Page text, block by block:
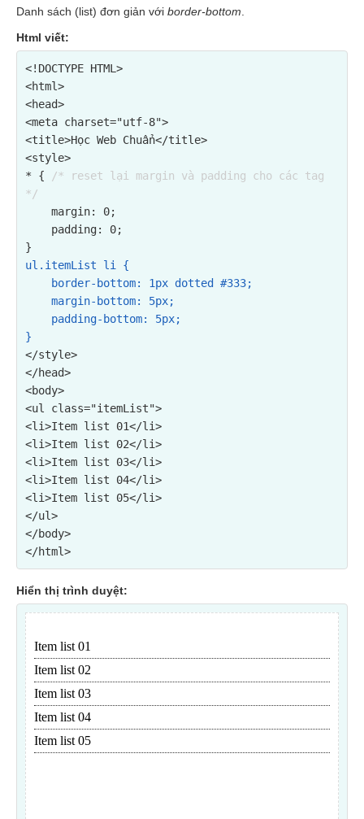
Danh sách (list) đơn giản với border-bottom
Html viết:
<!DOCTYPE HTML>
<html>
<head>
<meta charset="utf-8">
<title>Học Web Chuẩn</title>
<style>
* {
/* reset lại margin và padding cho các tag
*/
ul.itemList li {
}
</style>
</head>
<ul class="itemList">
<li>Item list 01</li>
<li>Item list 02</li>
<li>Item list 03</li>
<li>Item list 04</li>
<li>Item list 05</li>
</ul>
</body>
Hiển thị trình duyệt: